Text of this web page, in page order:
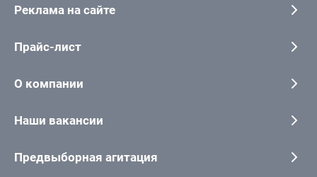
Реклама на сайте
Прайс-лист
О компании
Наши вакансии
Предвыборная агитация